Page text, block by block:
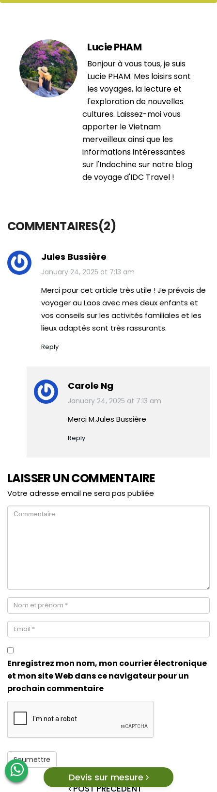
Lucie PHAM
Bonjour à vous tous, je suis
Lucie PHAM. Mes loisirs sont
les voyages, la lecture et
l'exploration de nouvelles
cultures. Laissez-moi vous
apporter le Vietnam
merveilleux ainsi que les
informations intéressantes
sur l'Indochine sur notre blog
de voyage d'IDC Travel !
COMMENTAIRES(2)
Jules Bussière
January 24, 2025 at 7:13 am
Merci pour cet article très utile ! Je prévois de
voyager au Laos avec mes deux enfants et
vos conseils sur les activités familiales et les
lieux adaptés sont très rassurants.
Reply
Carole Ng
January 24, 2025 at 7:13 am
Merci M.Jules Bussière.
Reply
LAISSER UN COMMENTAIRE
Votre adresse email ne sera pas publiée
Enregistrez mon nom, mon courrier électronique
et mon site Web dans ce navigateur pour un
prochain commentaire
POST PRÉCÉDENT
Devis sur mesure